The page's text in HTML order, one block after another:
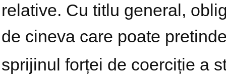
relative. Cu titlu general,
de cineva care poate
sprijinul forței de coerciție a